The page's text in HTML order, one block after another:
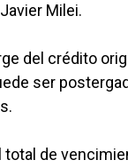
Milei.
del crédito
ser
total de